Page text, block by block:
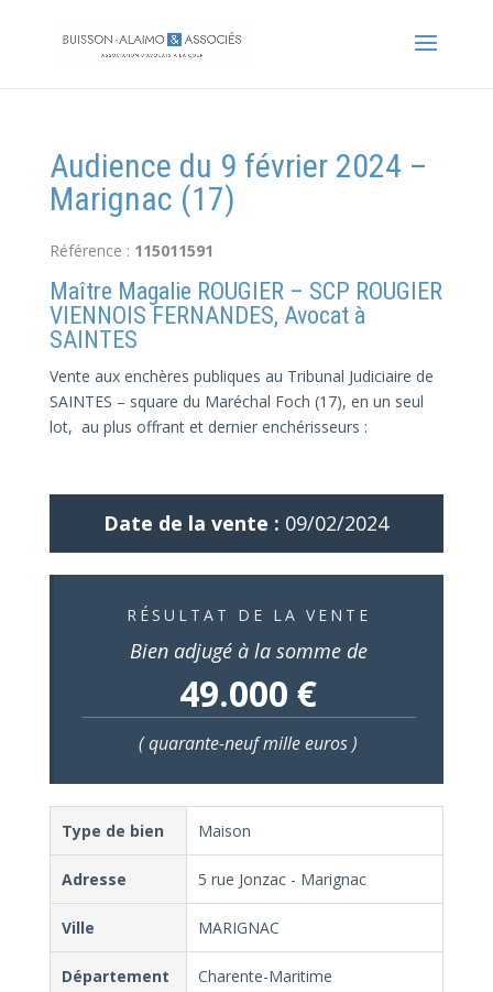
Audience du 9 février 2024 –
Marignac (17)
Référence : 115011591
Maître Magalie ROUGIER – SCP ROUGIER
VIENNOIS FERNANDES, Avocat à
SAINTES
Vente aux enchères publiques au Tribunal Judiciaire de
SAINTES – square du Maréchal Foch (17), en un seul
lot, au plus offrant et dernier enchérisseurs :
Date de la vente : 09/02/2024
RÉSULTAT DE LA VENTE
Bien adjugé à la somme de
49.000 €
( quarante-neuf mille euros )
Type de bien Maison
Adresse 5 rue Jonzac - Marignac
Ville MARIGNAC
Département Charente-Maritime